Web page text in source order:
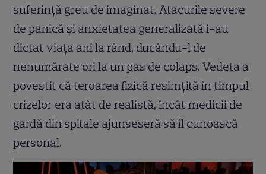
suferință greu de imaginat. Atacurile severe
de panică și anxietatea generalizată i-au
dictat viața ani la rând, ducându-l de
nenumărate ori la un pas de colaps. Vedeta a
povestit că teroarea fizică resimțită în timpul
crizelor era atât de realistă, încât medicii de
gardă din spitale ajunseseră să îl cunoască
personal.